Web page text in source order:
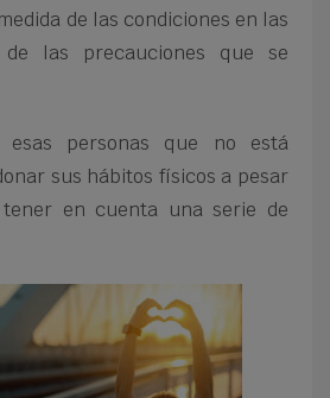
de las condiciones en las
las precauciones que se
personas que no está
sus hábitos físicos a pesar
en cuenta una serie de